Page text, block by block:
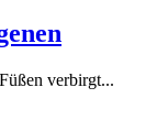
verbirgt...